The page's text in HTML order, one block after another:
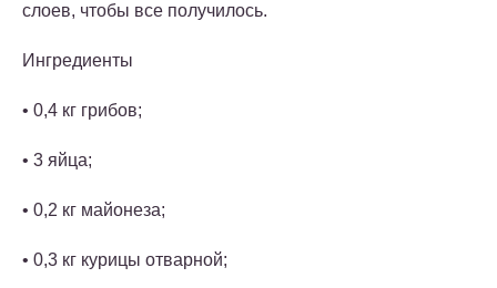
слоев, чтобы все получилось.
Ингредиенты
• 0,4 кг грибов;
• 3 яйца;
• 0,2 кг майонеза;
• 0,3 кг курицы отварной;